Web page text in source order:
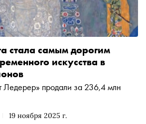
19 ноября 2025 г.
стала самым дорогим
искусства в
Ледерер» продали за 236,4 млн